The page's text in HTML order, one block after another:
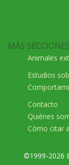
MÁS
Animales
Estudios
Contacto
Quiénes
Cómo citar
©1999-2026